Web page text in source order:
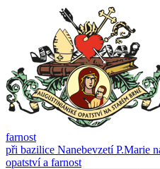
farnost
při bazilice Nanebevzetí P.Marie
opatství a farnost